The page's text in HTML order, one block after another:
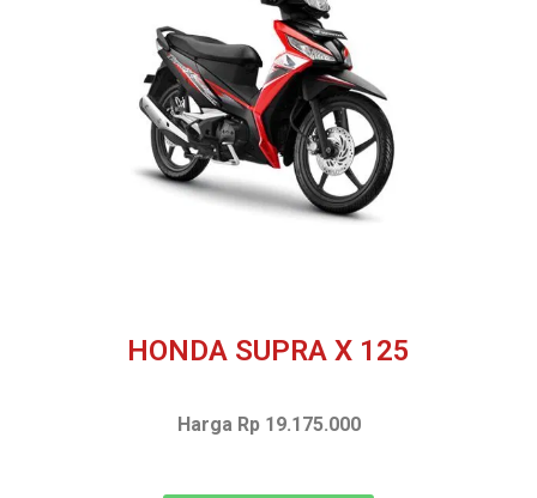
HONDA SUPRA X 125
Harga Rp 19.175.000